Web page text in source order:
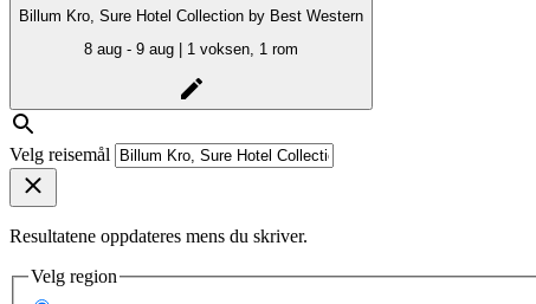
Billum Kro, Sure Hotel Collection by Best Western
8 aug - 9 aug | 1 voksen, 1 rom
Velg reisemål
Resultatene oppdateres mens du skriver.
Velg region